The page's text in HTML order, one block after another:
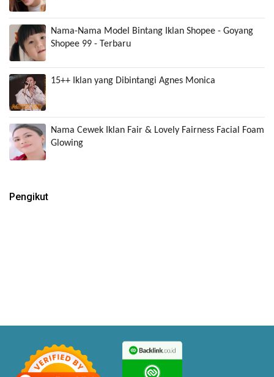
Nama-Nama Model Bintang Iklan Shopee - Goyang
Shopee 99 - Terbaru
15++ Iklan yang Dibintangi Agnes Monica
Nama Cewek Iklan Fair & Lovely Fairness Facial Foam
Glowing
Pengikut